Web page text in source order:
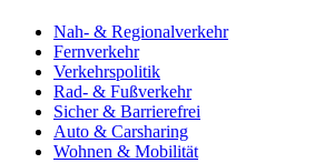
Nah- & Regionalverkehr
Fernverkehr
Verkehrspolitik
Rad- & Fußverkehr
Sicher & Barrierefrei
Auto & Carsharing
Wohnen & Mobilität